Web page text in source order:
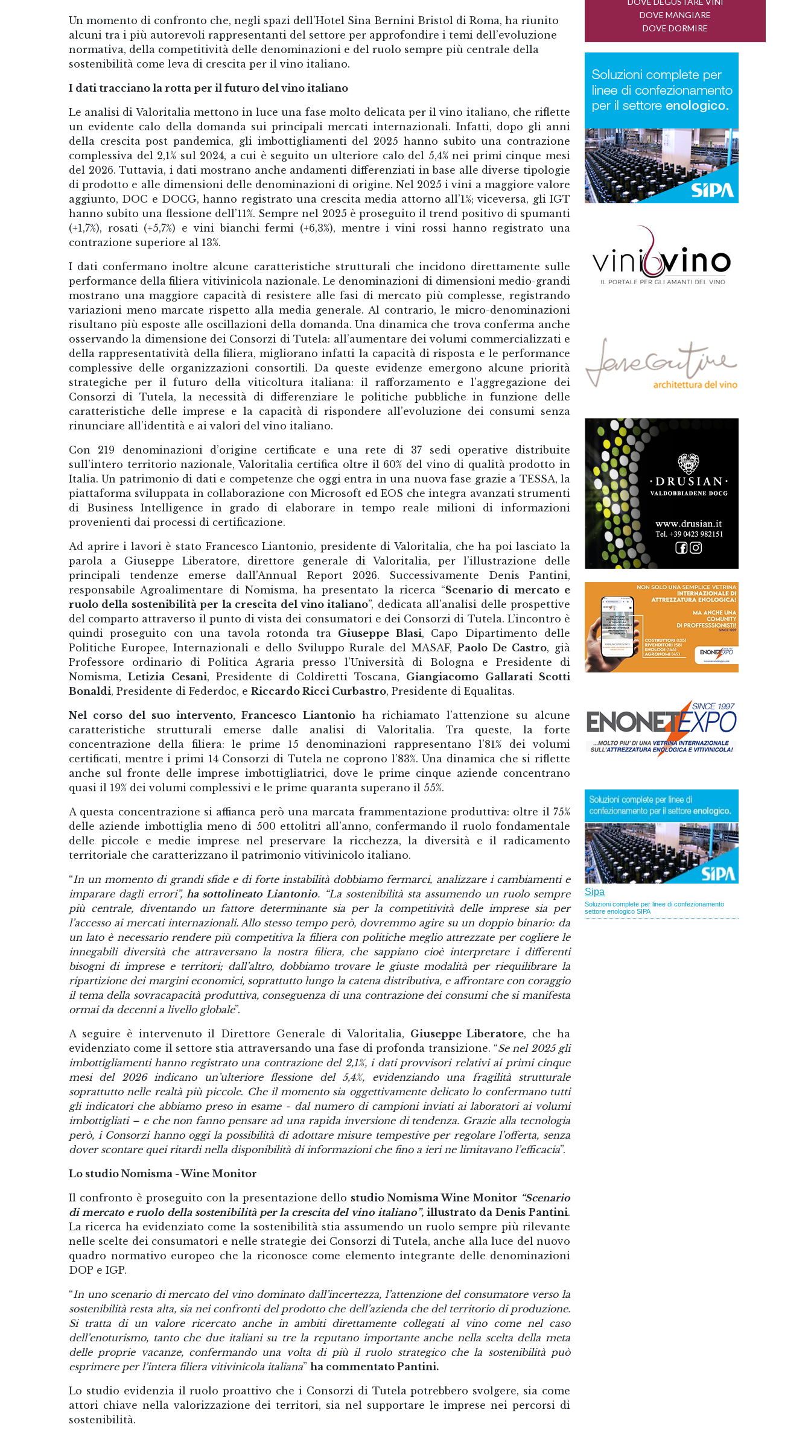
Un momento di confronto che, negli spazi dell’Hotel Sina Bernini Bristol di Roma, ha riunito
alcuni tra i più autorevoli rappresentanti del settore per approfondire i temi dell’evoluzione
normativa, della competitività delle denominazioni e del ruolo sempre più centrale della
sostenibilità come leva di crescita per il vino italiano.
I dati tracciano la rotta per il futuro del vino italiano
Le analisi di Valoritalia mettono in luce una fase molto delicata per il vino italiano, che riflette
un evidente calo della domanda sui principali mercati internazionali. Infatti, dopo gli anni
della crescita post pandemica, gli imbottigliamenti del 2025 hanno subito una contrazione
complessiva del 2,1% sul 2024, a cui è seguito un ulteriore calo del 5,4% nei primi cinque mesi
del 2026. Tuttavia, i dati mostrano anche andamenti differenziati in base alle diverse tipologie
di prodotto e alle dimensioni delle denominazioni di origine. Nel 2025 i vini a maggiore valore
aggiunto, DOC e DOCG, hanno registrato una crescita media attorno all’1%; viceversa, gli IGT
hanno subito una flessione dell’11%. Sempre nel 2025 è proseguito il trend positivo di spumanti
(+1,7%), rosati (+5,7%) e vini bianchi fermi (+6,3%), mentre i vini rossi hanno registrato una
contrazione superiore al 13%.
I dati confermano inoltre alcune caratteristiche strutturali che incidono direttamente sulle
performance della filiera vitivinicola nazionale. Le denominazioni di dimensioni medio-grandi
mostrano una maggiore capacità di resistere alle fasi di mercato più complesse, registrando
variazioni meno marcate rispetto alla media generale. Al contrario, le micro-denominazioni
risultano più esposte alle oscillazioni della domanda. Una dinamica che trova conferma anche
osservando la dimensione dei Consorzi di Tutela: all’aumentare dei volumi commercializzati e
della rappresentatività della filiera, migliorano infatti la capacità di risposta e le performance
complessive delle organizzazioni consortili. Da queste evidenze emergono alcune priorità
strategiche per il futuro della viticoltura italiana: il rafforzamento e l’aggregazione dei
Consorzi di Tutela, la necessità di differenziare le politiche pubbliche in funzione delle
caratteristiche delle imprese e la capacità di rispondere all’evoluzione dei consumi senza
rinunciare all’identità e ai valori del vino italiano.
Con 219 denominazioni d’origine certificate e una rete di 37 sedi operative distribuite
sull’intero territorio nazionale, Valoritalia certifica oltre il 60% del vino di qualità prodotto in
Italia. Un patrimonio di dati e competenze che oggi entra in una nuova fase grazie a TESSA, la
piattaforma sviluppata in collaborazione con Microsoft ed EOS che integra avanzati strumenti
di Business Intelligence in grado di elaborare in tempo reale milioni di informazioni
provenienti dai processi di certificazione.
Ad aprire i lavori è stato Francesco Liantonio, presidente di Valoritalia, che ha poi lasciato la
parola a Giuseppe Liberatore, direttore generale di Valoritalia, per l’illustrazione delle
principali tendenze emerse dall’Annual Report 2026. Successivamente Denis Pantini,
responsabile Agroalimentare di Nomisma, ha presentato la ricerca “Scenario di mercato e
ruolo della sostenibilità per la crescita del vino italiano”, dedicata all’analisi delle prospettive
del comparto attraverso il punto di vista dei consumatori e dei Consorzi di Tutela. L’incontro è
quindi proseguito con una tavola rotonda tra Giuseppe Blasi, Capo Dipartimento delle
Politiche Europee, Internazionali e dello Sviluppo Rurale del MASAF,Paolo De Castro, già
Professore ordinario di Politica Agraria presso l’Università di Bologna e Presidente di
Nomisma,Letizia Cesani, Presidente di Coldiretti Toscana, Giangiacomo Gallarati Scotti
Bonaldi, Presidente di Federdoc, e Riccardo Ricci Curbastro, Presidente di Equalitas.
Nel corso del suo intervento, Francesco Liantonioha richiamato l’attenzione su alcune
caratteristiche strutturali emerse dalle analisi di Valoritalia. Tra queste, la forte
concentrazione della filiera: le prime 15 denominazioni rappresentano l’81% dei volumi
certificati, mentre i primi 14 Consorzi di Tutela ne coprono l’83%. Una dinamica che si riflette
anche sul fronte delle imprese imbottigliatrici, dove le prime cinque aziende concentrano
quasi il 19% dei volumi complessivi e le prime quaranta superano il 55%.
A questa concentrazione si affianca però una marcata frammentazione produttiva: oltre il 75%
delle aziende imbottiglia meno di 500 ettolitri all’anno, confermando il ruolo fondamentale
delle piccole e medie imprese nel preservare la ricchezza, la diversità e il radicamento
territoriale che caratterizzano il patrimonio vitivinicolo italiano.
“In un momento di grandi sfide e di forte instabilità dobbiamo fermarci, analizzare i cambiamenti e
imparare dagli errori”, ha sottolineato Liantonio. “La sostenibilità sta assumendo un ruolo sempre
più centrale, diventando un fattore determinante sia per la competitività delle imprese sia per
l’accesso ai mercati internazionali. Allo stesso tempo però, dovremmo agire su un doppio binario: da
un lato è necessario rendere più competitiva la filiera con politiche meglio attrezzate per cogliere le
innegabili diversità che attraversano la nostra filiera, che sappiano cioè interpretare i differenti
bisogni di imprese e territori; dall’altro, dobbiamo trovare le giuste modalità per riequilibrare la
ripartizione dei margini economici, soprattutto lungo la catena distributiva, e affrontare con coraggio
il tema della sovracapacità produttiva, conseguenza di una contrazione dei consumi che si manifesta
ormai da decenni a livello globale”.
A seguire è intervenuto il Direttore Generale di Valoritalia, Giuseppe Liberatore, che ha
evidenziato come il settore stia attraversando una fase di profonda transizione. “Se nel 2025 gli
imbottigliamenti hanno registrato una contrazione del 2,1%, i dati provvisori relativi ai primi cinque
mesi del 2026 indicano un’ulteriore flessione del 5,4%, evidenziando una fragilità strutturale
soprattutto nelle realtà più piccole. Che il momento sia oggettivamente delicato lo confermano tutti
gli indicatori che abbiamo preso in esame - dal numero di campioni inviati ai laboratori ai volumi
imbottigliati – e che non fanno pensare ad una rapida inversione di tendenza. Grazie alla tecnologia
però, i Consorzi hanno oggi la possibilità di adottare misure tempestive per regolare l’offerta, senza
dover scontare quei ritardi nella disponibilità di informazioni che fino a ieri ne limitavano l’efficacia”.
Lo studio Nomisma - Wine Monitor
Il confronto è proseguito con la presentazione dello studio Nomisma Wine Monitor “Scenario
di mercato e ruolo della sostenibilità per la crescita del vino italiano”, illustrato da Denis Pantini.
La ricerca ha evidenziato come la sostenibilità stia assumendo un ruolo sempre più rilevante
nelle scelte dei consumatori e nelle strategie dei Consorzi di Tutela, anche alla luce del nuovo
quadro normativo europeo che la riconosce come elemento integrante delle denominazioni
DOP e IGP.
“In uno scenario di mercato del vino dominato dall’incertezza, l’attenzione del consumatore verso la
sostenibilità resta alta, sia nei confronti del prodotto che dell’azienda che del territorio di produzione.
Si tratta di un valore ricercato anche in ambiti direttamente collegati al vino come nel caso
dell’enoturismo, tanto che due italiani su tre la reputano importante anche nella scelta della meta
delle proprie vacanze, confermando una volta di più il ruolo strategico che la sostenibilità può
esprimere per l’intera filiera vitivinicola italiana” ha commentato Pantini.
Lo studio evidenzia il ruolo proattivo che i Consorzi di Tutela potrebbero svolgere, sia come
attori chiave nella valorizzazione dei territori, sia nel supportare le imprese nei percorsi di
sostenibilità.